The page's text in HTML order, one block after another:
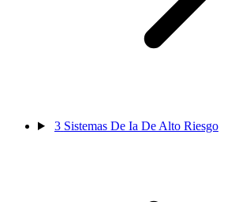
3 Sistemas De Ia De Alto Riesgo